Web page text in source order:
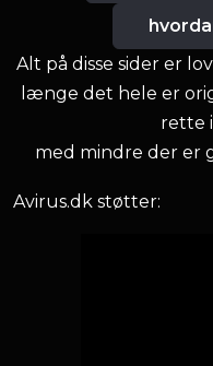
Alt på disse sider er
længe det hele er
rette
med mindre der er
Avirus.dk støtter: